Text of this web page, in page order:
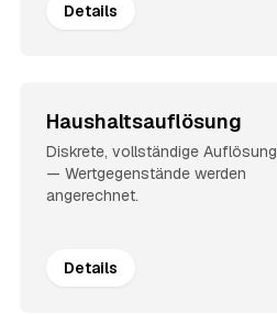
Details
Haushaltsauflösung
Diskrete, vollständige Auflösung
— Wertgegenstände werden
angerechnet.
Details